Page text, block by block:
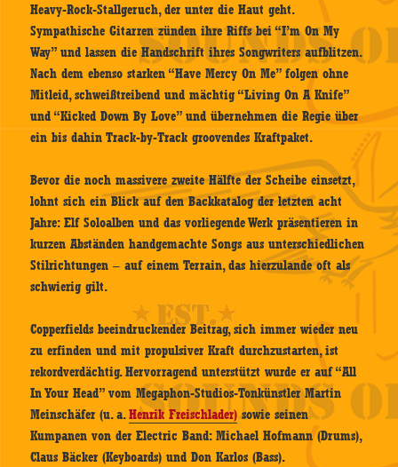
Heavy-Rock-Stallgeruch, der unter die Haut geht.
Sympathische Gitarren zünden ihre Riffs bei “I’m On My
Way” und lassen die Handschrift ihres Songwriters aufblitzen.
Nach dem ebenso starken “Have Mercy On Me” folgen ohne
Mitleid, schweißtreibend und mächtig “Living On A Knife”
und “Kicked Down By Love” und übernehmen die Regie über
ein bis dahin Track-by-Track groovendes Kraftpaket.
Bevor die noch massivere zweite Hälfte der Scheibe einsetzt,
lohnt sich ein Blick auf den Backkatalog der letzten acht
Jahre: Elf Soloalben und das vorliegende Werk präsentieren in
kurzen Abständen handgemachte Songs aus unterschiedlichen
Stilrichtungen – auf einem Terrain, das hierzulande oft als
schwierig gilt.
Copperfields beeindruckender Beitrag, sich immer wieder neu
zu erfinden und mit propulsiver Kraft durchzustarten, ist
rekordverdächtig. Hervorragend unterstützt wurde er auf “All
In Your Head” vom Megaphon-Studios-Tonkünstler Martin
Meinschäfer (u. a.Henrik Freischlader)sowie seinen
Kumpanen von der Electric Band: Michael Hofmann (Drums),
Claus Bäcker (Keyboards) und Don Karlos (Bass).